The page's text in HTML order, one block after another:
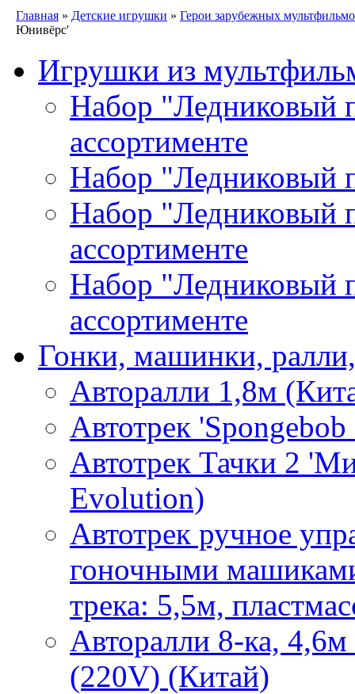
Главная » Детские игрушки » Герои зарубежных
Юнивёрс'
Игрушки из
Набор "Ледниковый
ассортименте
Набор "Ледниковый
Набор "Ледниковый
ассортименте
Набор "Ледниковый
ассортименте
Гонки, машинки,
Авторалли 1,8м
Автотрек
Автотрек Тачки 2
Evolution)
Автотрек ручное
гоночными
трека: 5,5м,
Авторалли 8-ка, 4,6м
(220V) (Китай)